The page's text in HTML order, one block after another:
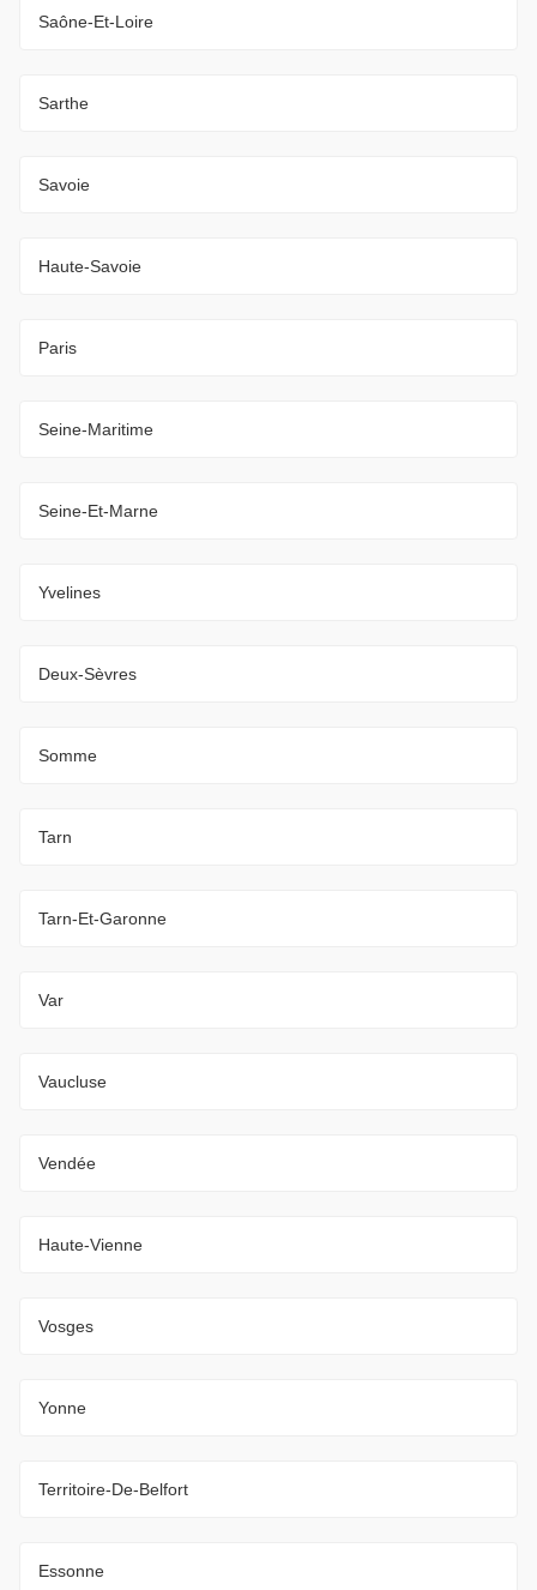
Saône-Et-Loire
Sarthe
Savoie
Haute-Savoie
Paris
Seine-Maritime
Seine-Et-Marne
Yvelines
Deux-Sèvres
Somme
Tarn
Tarn-Et-Garonne
Var
Vaucluse
Vendée
Haute-Vienne
Vosges
Yonne
Territoire-De-Belfort
Essonne